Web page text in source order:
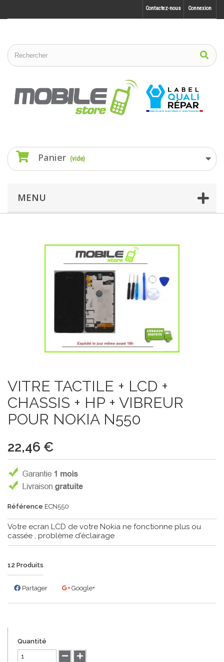
Connexion
Contactez-nous
Panier (vide)
MENU
VITRE TACTILE + LCD +
CHASSIS + HP + VIBREUR
POUR NOKIA N550
22,46 €
Référence ECN550
Votre ecran LCD de votre Nokia ne fonctionne plus ou
cassée , problème d'éclairage
12 Produits
Partager Google+
Quantité